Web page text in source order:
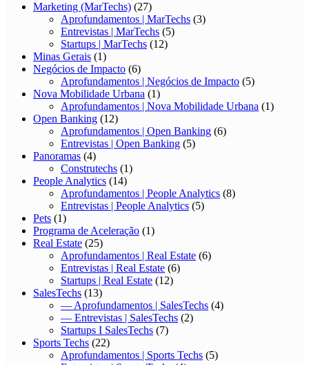
Marketing (MarTechs) (27)
Aprofundamentos | MarTechs (3)
Entrevistas | MarTechs (5)
Startups | MarTechs (12)
Minas Gerais (1)
Negócios de Impacto (6)
Aprofundamentos | Negócios de Impacto (5)
Nova Mobilidade Urbana (1)
Aprofundamentos | Nova Mobilidade Urbana (1)
Open Banking (12)
Aprofundamentos | Open Banking (6)
Entrevistas | Open Banking (5)
Panoramas (4)
Construtechs (1)
People Analytics (14)
Aprofundamentos | People Analytics (8)
Entrevistas | People Analytics (5)
Pets (1)
Programa de Aceleração (1)
Real Estate (25)
Aprofundamentos | Real Estate (6)
Entrevistas | Real Estate (6)
Startups | Real Estate (12)
SalesTechs (13)
— Aprofundamentos | SalesTechs (4)
— Entrevistas | SalesTechs (2)
Startups I SalesTechs (7)
Sports Techs (22)
Aprofundamentos | Sports Techs (5)